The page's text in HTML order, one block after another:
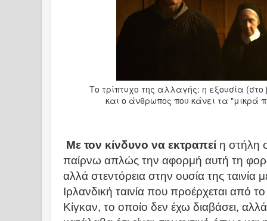
Το τρίπτυχο της αλλαγής: η εξουσία
και ο άνθρωπος που κάνει τα "μικρά
Με τον κίνδυνο να εκτραπεί η στήλη
παίρνω απλώς την αφορμή αυτή τη
αλλά στεντόρεια στην ουσία της ταινία
Ιρλανδική ταινία που προέρχεται από
Κίγκαν, το οποίο δεν έχω διαβάσει,